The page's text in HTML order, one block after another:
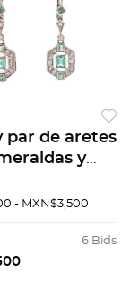
par de aretes
y
8
diamantes
8. Talla:...
- MXN$3,500
6 Bids